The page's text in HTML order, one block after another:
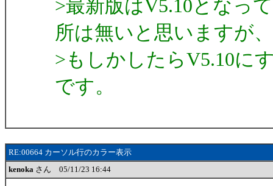
>最新版はV5.10となっ
所は無いと思いますが、
>もしかしたらV5.10に
です。
RE:00664 カーソル行のカラー表示
kenoka さん 05/11/23 16:44